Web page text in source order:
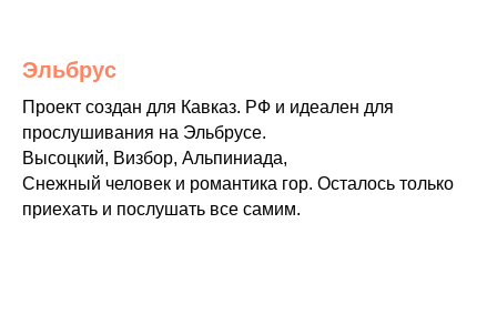
Эльбрус
Проект создан для Кавказ. РФ и идеален для
прослушивания на Эльбрусе.
Высоцкий, Визбор, Альпиниада,
Снежный человек и романтика гор. Осталось только
приехать и послушать все самим.